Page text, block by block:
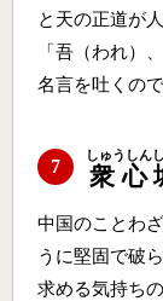
と天の正道が
「吾（われ）
名言を吐くので
7 衆心
しゅうしん
中国のことわ
うに堅固で破
求める気持ち